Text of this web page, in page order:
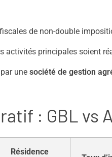
de non-double
activités principales soient
une société de gestion
: GBL vs
Résidence